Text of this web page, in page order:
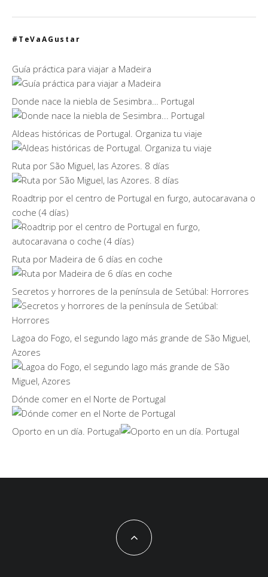
#TeVaAGustar
Guía práctica para viajar a Madeira
Donde nace la niebla de Sesimbra… Portugal
Aldeas históricas de Portugal. Organiza tu viaje
Ruta por São Miguel, las Azores. 8 días
Roadtrip por el centro de Portugal en furgo, autocaravana o
coche (4 días)
Ruta por Madeira de 6 días en coche
Secretos y horrores de la península de Setúbal: Horrores
Lagoa do Fogo, el segundo lago más grande de São Miguel,
Azores
Dónde comer en el Norte de Portugal
Oporto en un día. Portugal